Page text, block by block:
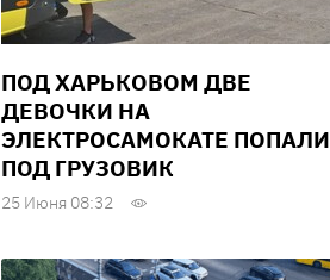
ПОД ХАРЬКОВОМ ДВЕ
ДЕВОЧКИ НА
ЭЛЕКТРОСАМОКАТЕ ПОПАЛИ
ПОД ГРУЗОВИК
25 Июня 08:32